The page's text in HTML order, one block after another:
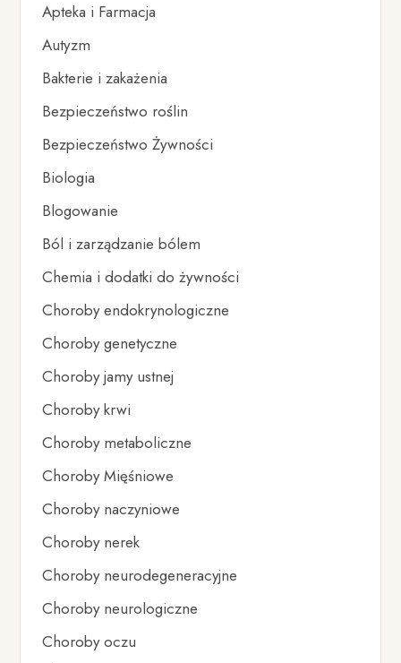
Apteka i Farmacja
Autyzm
Bakterie i zakażenia
Bezpieczeństwo roślin
Bezpieczeństwo Żywności
Biologia
Blogowanie
Ból i zarządzanie bólem
Chemia i dodatki do żywności
Choroby endokrynologiczne
Choroby genetyczne
Choroby jamy ustnej
Choroby krwi
Choroby metaboliczne
Choroby Mięśniowe
Choroby naczyniowe
Choroby nerek
Choroby neurodegeneracyjne
Choroby neurologiczne
Choroby oczu